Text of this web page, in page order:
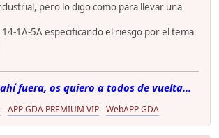
pero lo digo como para llevar una
14-1A-5A especificando el riesgo por el tema
fuera, os quiero a todos de vuelta...
-APP GDA PREMIUM VIP-WebAPP GDA